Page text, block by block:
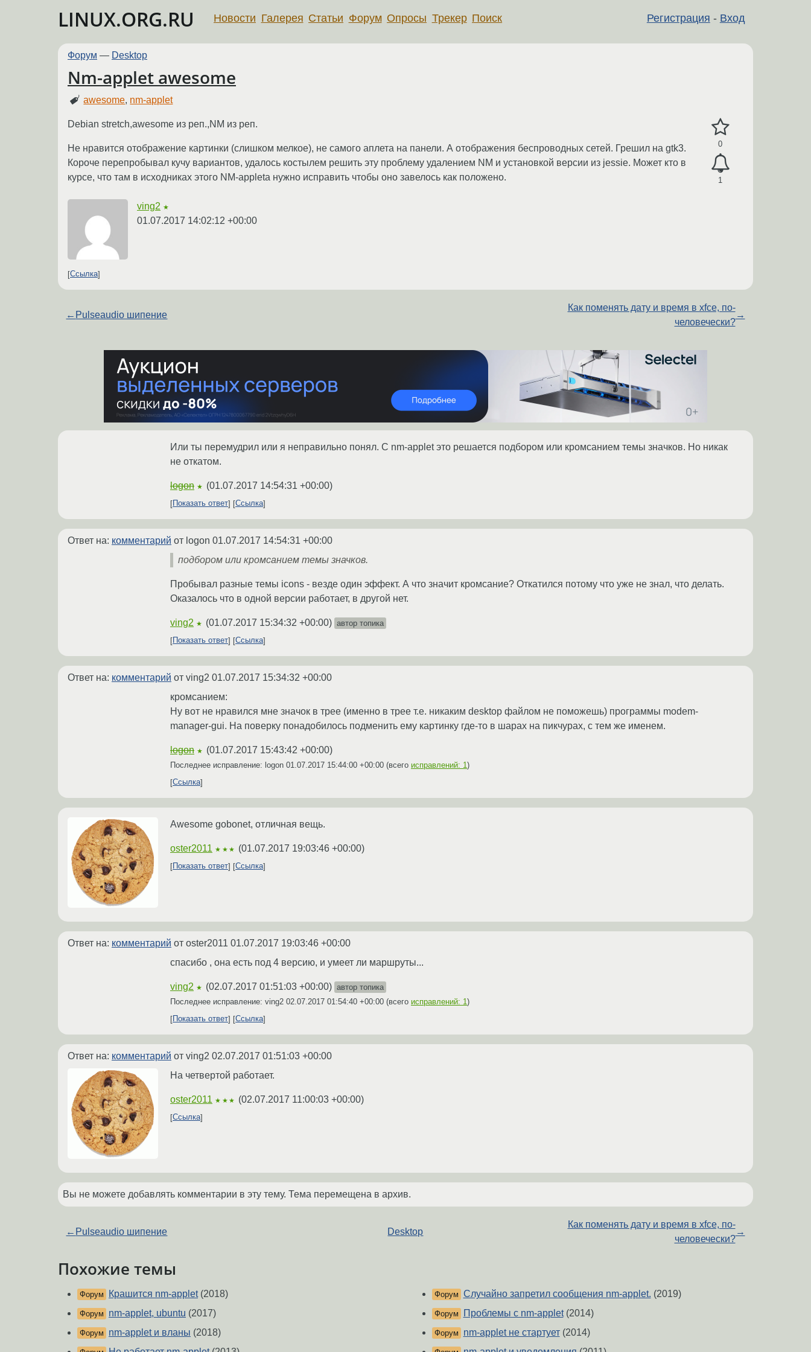
LINUX.ORG.RU Регистрация - Вход
Новости Галерея Статьи Форум Опросы Трекер Поиск
Форум — Desktop
Nm-applet awesome
awesome, nm-applet
0
1
Debian stretch,awesome из реп.,NM из реп.
Не нравится отображение картинки (слишком мелкое), не самого аплета на панели. А отображения беспроводных сетей. Грешил на gtk3.
Короче перепробывал кучу вариантов, удалось костылем решить эту проблему удалением NM и установкой версии из jessie. Может кто в
курсе, что там в исходниках этого NM-appleta нужно исправить чтобы оно завелось как положено.
ving2 ★
01.07.2017 14:02:12 +00:00
Ссылка
← Pulseaudio шипение
Как поменять дату и время в xfce, по-
человечески?
→
Или ты перемудрил или я неправильно понял. С nm-applet это решается подбором или кромсанием темы значков. Но никак
не откатом.
logon ★ (01.07.2017 14:54:31 +00:00)
Показать ответ Ссылка
Ответ на: комментарий от logon 01.07.2017 14:54:31 +00:00
подбором или кромсанием темы значков.
Пробывал разные темы icons - везде один эффект. А что значит кромсание? Откатился потому что уже не знал, что делать.
Оказалось что в одной версии работает, в другой нет.
ving2 ★ (01.07.2017 15:34:32 +00:00) автор топика
Показать ответ
Ссылка
Ответ на: комментарий от ving2 01.07.2017 15:34:32 +00:00
кромсанием:
Ну вот не нравился мне значок в трее (именно в трее т.е. никаким desktop файлом не поможешь) программы modem-
manager-gui. На поверку понадобилось подменить ему картинку где-то в шарах на пикчурах, с тем же именем.
logon ★ (01.07.2017 15:43:42 +00:00)
Последнее исправление: logon 01.07.2017 15:44:00 +00:00 (всего исправлений: 1 )
Ссылка
Awesome gobonet, отличная вещь.
oster2011 ★★★ (01.07.2017 19:03:46 +00:00)
Показать ответ Ссылка
Ответ на: комментарий от oster2011 01.07.2017 19:03:46 +00:00
спасибо , она есть под 4 версию, и умеет ли маршруты...
ving2 ★ (02.07.2017 01:51:03 +00:00) автор топика
Последнее исправление: ving2 02.07.2017 01:54:40 +00:00 (всего исправлений: 1 )
Показать ответ
Ссылка
Ответ на: комментарий от ving2 02.07.2017 01:51:03 +00:00
На четвертой работает.
oster2011 ★★★ (02.07.2017 11:00:03 +00:00)
Ссылка
Вы не можете добавлять комментарии в эту тему. Тема перемещена в архив.
← Pulseaudio шипение Desktop
Как поменять дату и время в xfce, по-
человечески?
→
Похожие темы
Форум Крашится nm-applet(2018)
Форум nm-applet, ubuntu (2017)
Форум nm-applet и вланы (2018)
Форум Случайно запретил сообщения nm-applet. (2019)
Форум Проблемы с nm-applet(2014)
Форум nm-applet не стартует(2014)